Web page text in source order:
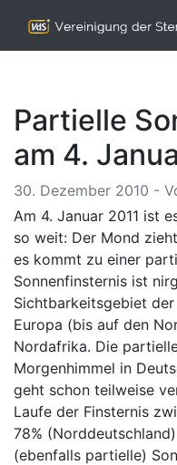
Partielle
am 4.
30. Dezember 2010 -
Am 4. Januar 2011 ist
so weit: Der Mond
es kommt zu einer
Sonnenfinsternis ist
Sichtbarkeitsgebiet
Europa (bis auf den
Nordafrika. Die
Morgenhimmel in
geht schon teilweise
Laufe der Finsternis
78%
(ebenfalls partielle)